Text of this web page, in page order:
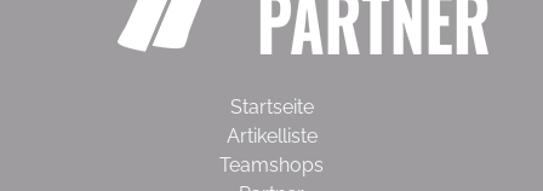
Startseite
Artikelliste
Teamshops